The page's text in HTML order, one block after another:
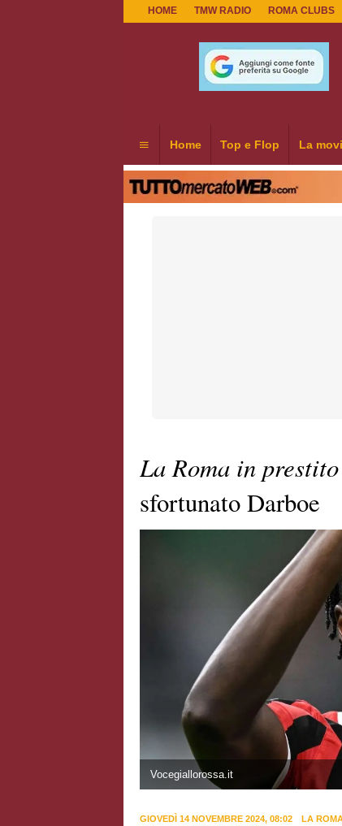
HOME TMW RADIO ROMA CLUBS
Home Top e Flop La
La Roma in prestito
sfortunato Darboe
Vocegiallorossa.it
GIOVEDÌ 14 NOVEMBRE 2024, 08:02
LA